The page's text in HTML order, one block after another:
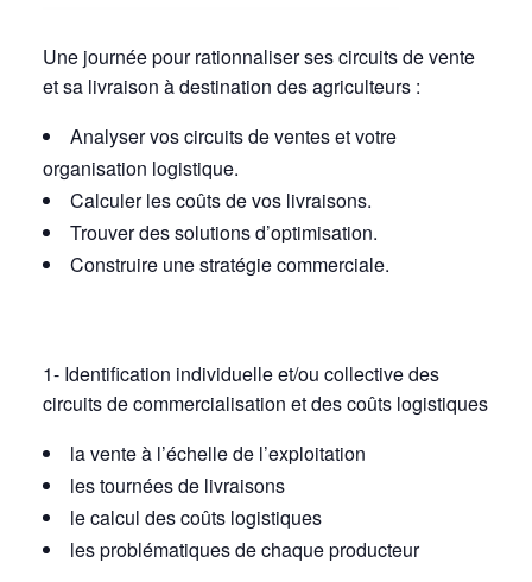
Une journée pour rationnaliser ses circuits de vente
et sa livraison à destination des agriculteurs :
Analyser vos circuits de ventes et votre
organisation logistique.
Calculer les coûts de vos livraisons.
Trouver des solutions d’optimisation.
Construire une stratégie commerciale.
1- Identification individuelle et/ou collective des
circuits de commercialisation et des coûts logistiques
la vente à l’échelle de l’exploitation
les tournées de livraisons
le calcul des coûts logistiques
les problématiques de chaque producteur